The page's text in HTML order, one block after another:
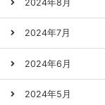
2024年8月
2024年7月
2024年6月
2024年5月